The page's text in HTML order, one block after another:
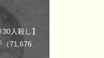
人殺し】
（71,676